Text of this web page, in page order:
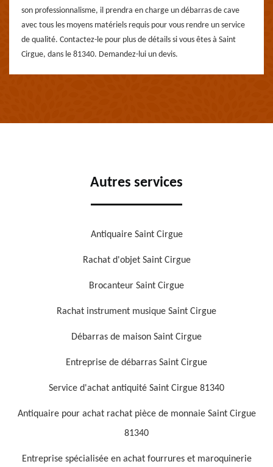
son professionnalisme, il prendra en charge un débarras de cave
avec tous les moyens matériels requis pour vous rendre un service
de qualité. Contactez-le pour plus de détails si vous êtes à Saint
Cirgue, dans le 81340. Demandez-lui un devis.
Autres services
Antiquaire Saint Cirgue
Rachat d'objet Saint Cirgue
Brocanteur Saint Cirgue
Rachat instrument musique Saint Cirgue
Débarras de maison Saint Cirgue
Entreprise de débarras Saint Cirgue
Service d'achat antiquité Saint Cirgue 81340
Antiquaire pour achat rachat pièce de monnaie Saint Cirgue
81340
Entreprise spécialisée en achat fourrures et maroquinerie